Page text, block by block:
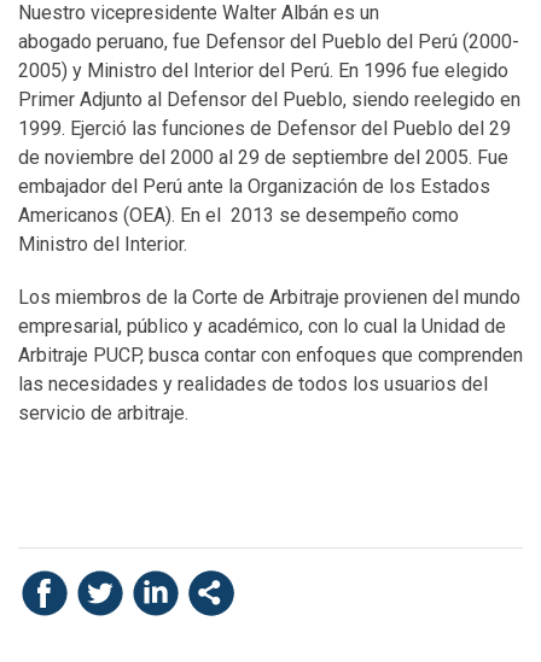
Nuestro vicepresidente Walter Albán es un
abogado peruano, fue Defensor del Pueblo del Perú (2000-
2005) y Ministro del Interior del Perú. En 1996 fue elegido
Primer Adjunto al Defensor del Pueblo, siendo reelegido en
1999. Ejerció las funciones de Defensor del Pueblo del 29
de noviembre del 2000 al 29 de septiembre del 2005. Fue
embajador del Perú ante la Organización de los Estados
Americanos (OEA). En el 2013 se desempeño como
Ministro del Interior.
Los miembros de la Corte de Arbitraje provienen del mundo
empresarial, público y académico, con lo cual la Unidad de
Arbitraje PUCP, busca contar con enfoques que comprenden
las necesidades y realidades de todos los usuarios del
servicio de arbitraje.